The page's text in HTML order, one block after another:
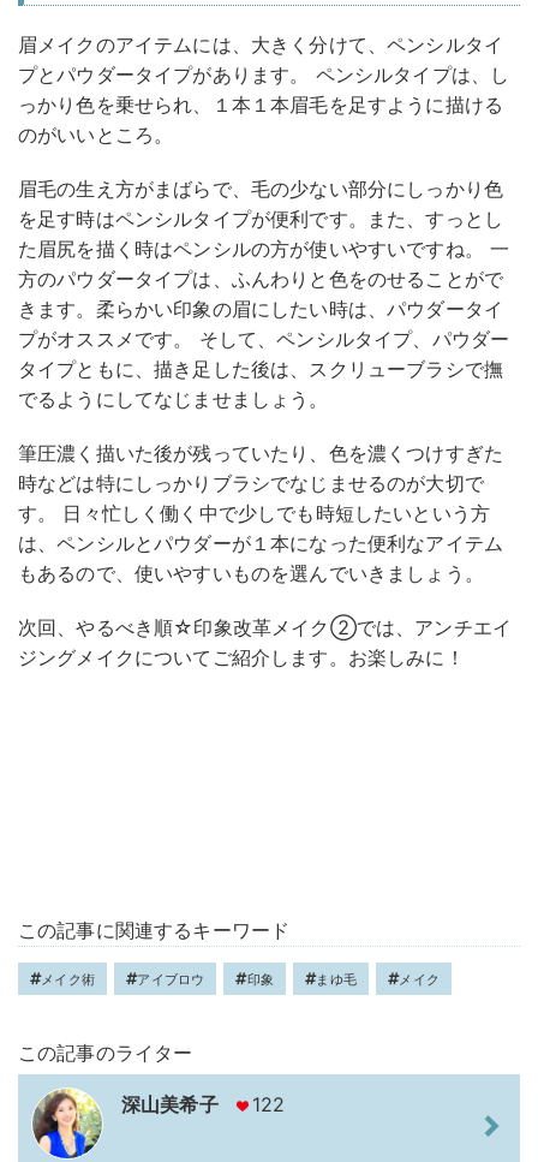
眉メイクのアイテムには、大きく分けて、ペンシルタイ
プとパウダータイプがあります。 ペンシルタイプは、し
っかり色を乗せられ、１本１本眉毛を足すように描ける
のがいいところ。
眉毛の生え方がまばらで、毛の少ない部分にしっかり色
を足す時はペンシルタイプが便利です。また、すっとし
た眉尻を描く時はペンシルの方が使いやすいですね。 一
方のパウダータイプは、ふんわりと色をのせることがで
きます。柔らかい印象の眉にしたい時は、パウダータイ
プがオススメです。 そして、ペンシルタイプ、パウダー
タイプともに、描き足した後は、スクリューブラシで撫
でるようにしてなじませましょう。
筆圧濃く描いた後が残っていたり、色を濃くつけすぎた
時などは特にしっかりブラシでなじませるのが大切で
す。 日々忙しく働く中で少しでも時短したいという方
は、ペンシルとパウダーが１本になった便利なアイテム
もあるので、使いやすいものを選んでいきましょう。
次回、やるべき順☆印象改革メイク②では、アンチエイ
ジングメイクについてご紹介します。お楽しみに！
この記事に関連するキーワード
メイク術 アイブロウ 印象 まゆ毛 メイク
この記事のライター
深山美希子 122